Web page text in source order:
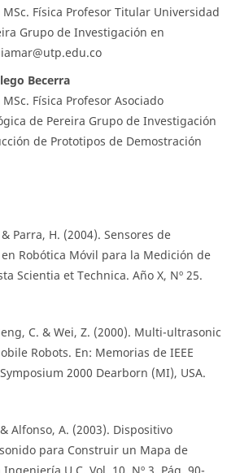
Física Profesor Titular Universidad
Grupo de Investigación en
Becerra
Física Profesor Asociado
de Pereira Grupo de Investigación
de Prototipos de Demostración
Parra, H. (2004). Sensores de
Robótica Móvil para la Medición de
Scientia et Technica. Año X, Nº 25.
C. & Wei, Z. (2000). Multi-ultrasonic
Robots. En: Memorias de IEEE
2000 Dearborn (MI), USA.
Alfonso, A. (2003). Dispositivo
para Construir un Mapa de